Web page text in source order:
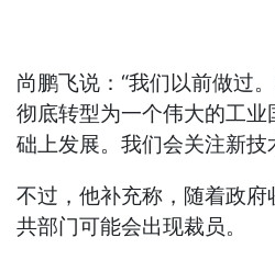
尚鹏飞说：“我们以前做过
彻底转型为一个伟大的工
础上发展。我们会关注新技
不过，他补充称，随着政
共部门可能会出现裁员。